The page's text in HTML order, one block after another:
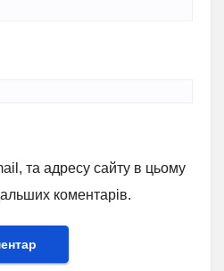
та адресу сайту в цьому
коментарів.